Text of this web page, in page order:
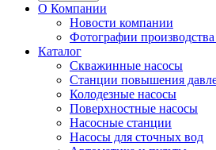
О Компании
Новости компании
Фотографии
Каталог
Скважинные насосы
Станции повышения
Колодезные насосы
Поверхностные насосы
Насосные станции
Насосы для сточных вод